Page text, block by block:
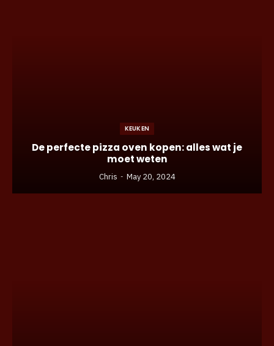
KEUKEN
De perfecte pizza oven kopen: alles wat je
moet weten
Chris May 20, 2024